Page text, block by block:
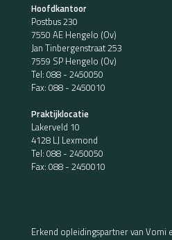
Hoofdkantoor
Postbus 230
7550 AE Hengelo (Ov)
Jan Tinbergenstraat 253
7559 SP Hengelo (Ov)
Tel: 088 - 2450050
Fax: 088 - 2450010
Praktijklocatie
Lakerveld 10
4128 LJ Lexmond
Tel: 088 - 2450050
Fax: 088 - 2450010
Erkend opleidingspartner van Vomi